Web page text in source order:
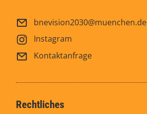
bnevision2030@muenchen.de
Instagram
Kontaktanfrage
Rechtliches